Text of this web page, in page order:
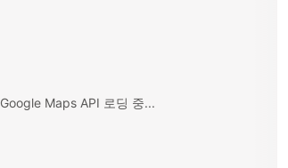
Google Maps API 로딩 중...